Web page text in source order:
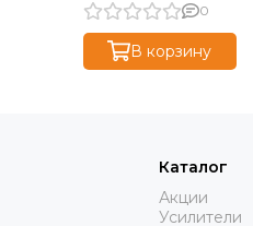
0
В корзину
Каталог
Акции
Усилители